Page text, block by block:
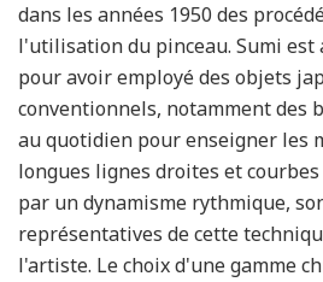
dans les années 1950 des
l'utilisation du pinceau. Sumi
pour avoir employé des objets
conventionnels, notamment des
au quotidien pour enseigner les
longues lignes droites et
par un dynamisme rythmique,
représentatives de cette
l'artiste. Le choix d'une gamme